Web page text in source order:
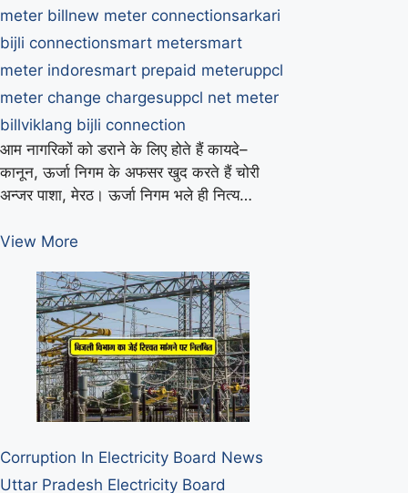
meter billnew meter connectionsarkari
bijli connectionsmart metersmart
meter indoresmart prepaid meteruppcl
meter change chargesuppcl net meter
billviklang bijli connection
आम नागरिकों को डराने के लिए होते हैं कायदे–
कानून, ऊर्जा निगम के अफसर खुद करते हैं चोरी
अन्जर पाशा, मेरठ। ऊर्जा निगम भले ही नित्य…
View More
और
चार्ज
रही
है
पीवीवीएनएल
बिजलीघर
में
Corruption In Electricity Board News
Uttar Pradesh Electricity Board